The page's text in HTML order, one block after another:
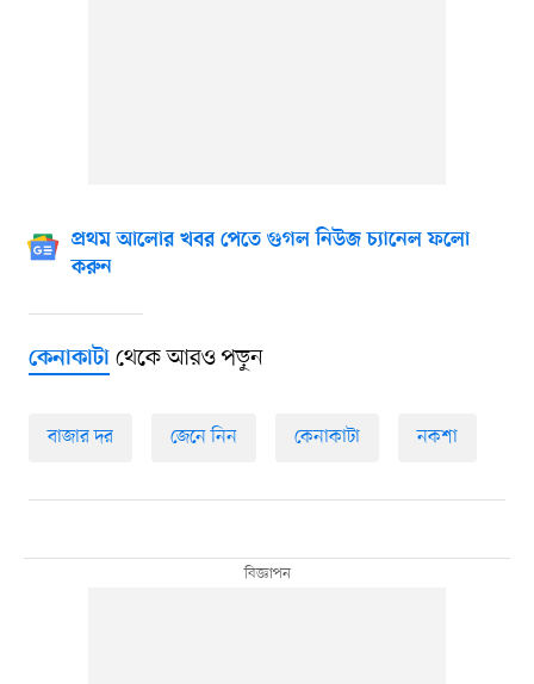
প্রথম আলোর খবর পেতে গুগল নিউজ চ্যানেল ফলো
করুন
কেনাকাটাথেকে আরও পড়ুন
বাজার দর জেনে নিন কেনাকাটা নকশা